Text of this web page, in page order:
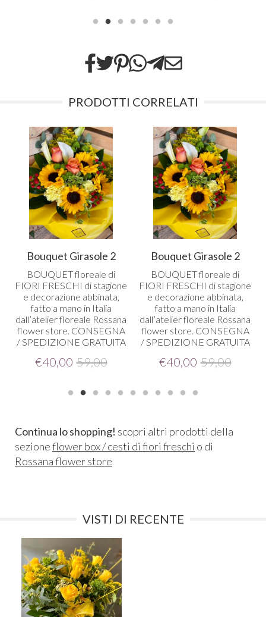
PRODOTTI CORRELATI
Bouquet Girasole 2
BOUQUETfloreale di
FIORI FRESCHI di stagione
e decorazione abbinata,
fatto a mano in Italia
dall’atelier floreale Rossana
flower store. CONSEGNA
/SPEDIZIONE GRATUITA
€40,00 59,00
Bouquet Girasole 2
BOUQUETfloreale di
FIORI FRESCHI di stagione
e decorazione abbinata,
fatto a mano in Italia
dall’atelier floreale Rossana
flower store. CONSEGNA
/SPEDIZIONE GRATUITA
€40,00 59,00
Continua lo shopping! scopri altri prodotti della
sezioneflower box / cesti di fiori freschi o di
Rossana flower store
VISTI DI RECENTE